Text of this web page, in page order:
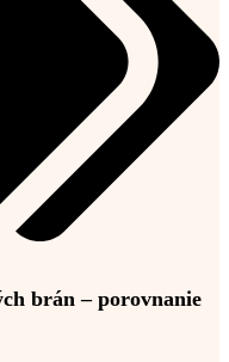
brán – porovnanie